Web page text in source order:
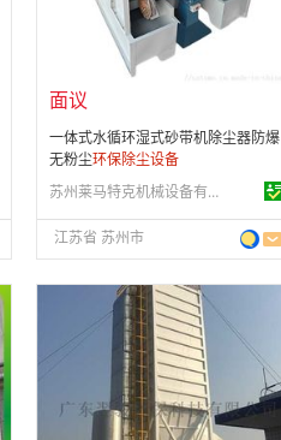
供应产品： 38 条
面议
一体式水循环湿式砂带机除尘器防爆
无粉尘环保除尘设备
苏州莱马特克机械设备有限公司
江苏省 苏州市
面议
会员注册：
第 9 年
经营模式： 生产制造